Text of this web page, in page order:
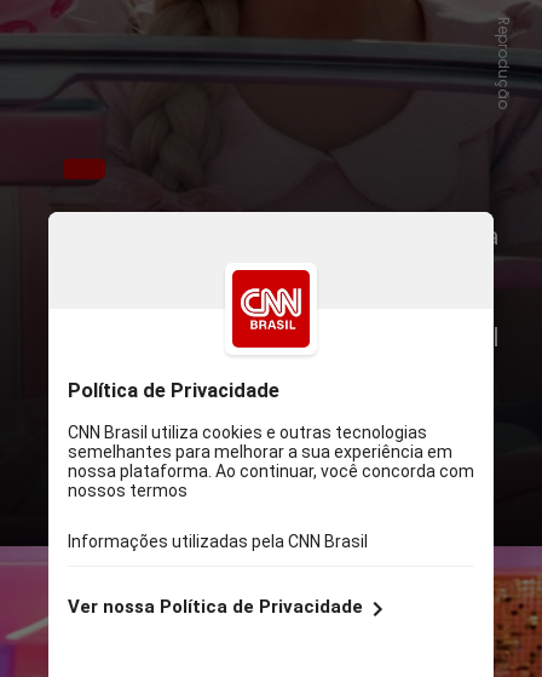
Segundo o autor, a obra é “dedicada a
todos os amantes da Barbie e fãs de
moda”. Intitulado como “Barbie: The
World Tour”, a obra estará disponível
Reprodução